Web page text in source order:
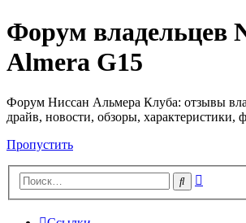
Форум владельцев
Almera G15
Форум Ниссан Альмера Клуба: отзывы
драйв, новости, обзоры, характеристики,
Пропустить
Поиск